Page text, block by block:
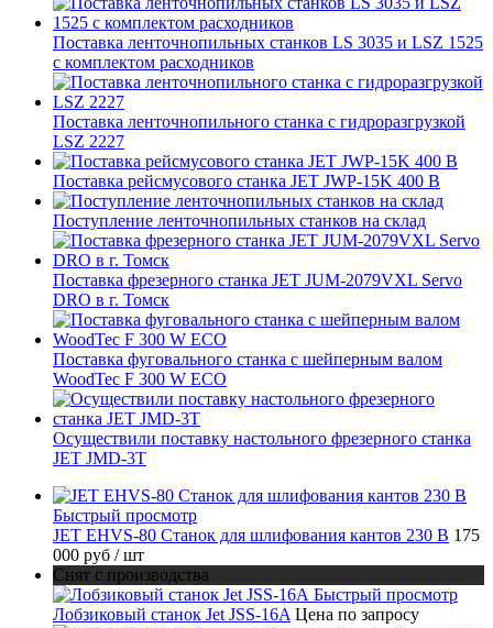
Поставка ленточнопильных станков LS 3035 и LSZ 1525
с комплектом расходников
Поставка ленточнопильного станка c гидроразгрузкой
LSZ 2227
Поставка рейсмусового станка JET JWP-15K 400 В
Поступление ленточнопильных станков на склад
Поставка фрезерного станка JET JUM-2079VXL Servo
DRO в г. Томск
Поставка фуговального станка с шейперным валом
WoodTec F 300 W ECO
Осуществили поставку настольного фрезерного станка
JET JMD-3T
Быстрый просмотр
JET EHVS-80 Станок для шлифования кантов 230 В 175
000 руб / шт
Снят с производства
Быстрый просмотр
Лобзиковый станок Jet JSS-16A Цена по запросу